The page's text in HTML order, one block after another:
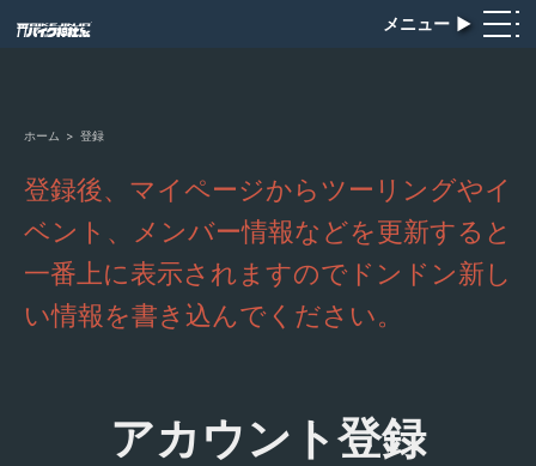
メニュー ▶︎
ホーム > 登録
登録後、マイページからツーリングやイ
ベント、メンバー情報などを更新すると
一番上に表示されますのでドンドン新し
い情報を書き込んでください。
アカウント登録